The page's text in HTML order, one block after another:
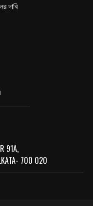
দাবি
91A,
700 020